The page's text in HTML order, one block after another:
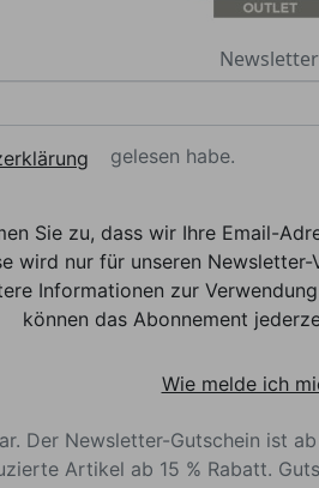
Newsletter
gelesen habe.
Sie zu, dass wir Ihre Email-
wird nur für unseren
Informationen zur
können das Abonnement
Wie melde ich
Der Newsletter-Gutschein ist
Artikel ab 15 % Rabatt.